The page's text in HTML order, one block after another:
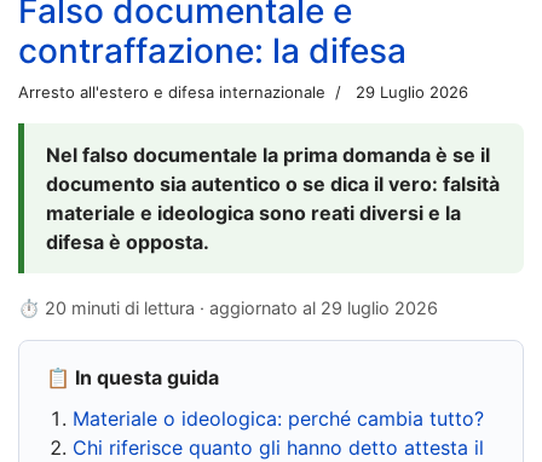
Falso documentale e
contraffazione: la difesa
Arresto all'estero e difesa internazionale 29 Luglio 2026
Nel falso documentale la prima domanda è se il
documento sia autentico o se dica il vero: falsità
materiale e ideologica sono reati diversi e la
difesa è opposta.
⏱ 20 minuti di lettura · aggiornato al 29 luglio 2026
📋 In questa guida
Materiale o ideologica: perché cambia tutto?
Chi riferisce quanto gli hanno detto attesta il